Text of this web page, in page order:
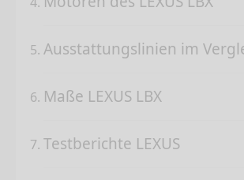
Ausstattungslinien im
Maße LEXUS LBX
Testberichte LEXUS